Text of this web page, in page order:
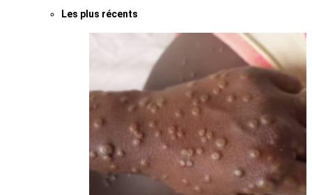
Les plus récents